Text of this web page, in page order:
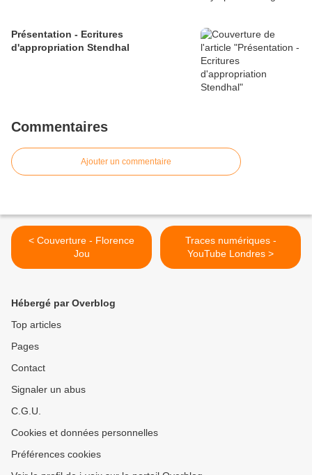
Présentation - Ecritures
d'appropriation Stendhal
Commentaires
Ajouter un commentaire
< Couverture - Florence
Jou
Traces numériques -
YouTube Londres >
Hébergé par Overblog
Top articles
Pages
Contact
Signaler un abus
C.G.U.
Cookies et données personnelles
Préférences cookies